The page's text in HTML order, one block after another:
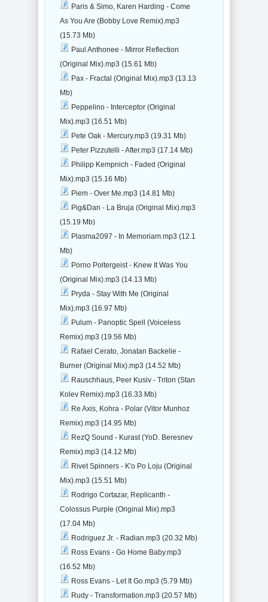
Paris & Simo, Karen Harding - Come
As You Are (Bobby Love Remix).mp3
(15.73 Mb)
Paul Anthonee - Mirror Reflection
(Original Mix).mp3 (15.61 Mb)
Pax - Fractal (Original Mix).mp3 (13.13
Mb)
Peppelino - Interceptor (Original
Mix).mp3 (16.51 Mb)
Pete Oak - Mercury.mp3 (19.31 Mb)
Peter Pizzutelli - After.mp3 (17.14 Mb)
Philipp Kempnich - Faded (Original
Mix).mp3 (15.16 Mb)
Piem - Over Me.mp3 (14.81 Mb)
Pig&Dan - La Bruja (Original Mix).mp3
(15.19 Mb)
Plasma2097 - In Memoriam.mp3 (12.1
Mb)
Porno Poltergeist - Knew It Was You
(Original Mix).mp3 (14.13 Mb)
Pryda - Stay With Me (Original
Mix).mp3 (16.97 Mb)
Pulum - Panoptic Spell (Voiceless
Remix).mp3 (19.56 Mb)
Rafael Cerato, Jonatan Backelie -
Burner (Original Mix).mp3 (14.52 Mb)
Rauschhaus, Peer Kusiv - Triton (Stan
Kolev Remix).mp3 (16.33 Mb)
Re Axis, Kohra - Polar (Vitor Munhoz
Remix).mp3 (14.95 Mb)
RezQ Sound - Kurast (YoD. Beresnev
Remix).mp3 (14.12 Mb)
Rivet Spinners - K'o Po Loju (Original
Mix).mp3 (15.51 Mb)
Rodrigo Cortazar, Replicanth -
Colossus Purple (Original Mix).mp3
(17.04 Mb)
Rodriguez Jr. - Radian.mp3 (20.32 Mb)
Ross Evans - Go Home Baby.mp3
(16.52 Mb)
Ross Evans - Let It Go.mp3 (5.79 Mb)
Rudy - Transformation.mp3 (20.57 Mb)